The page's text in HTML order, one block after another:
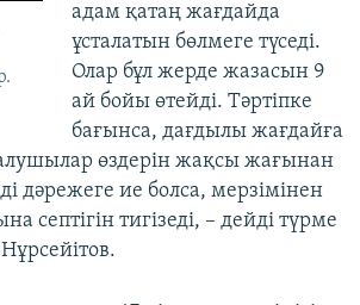
адам қатаң жағдайда
ұсталатын бөлмеге түседі.
Олар бұл жерде жазасын 9
ай бойы өтейді. Тәртіпке
бағынса, дағдылы жағдайға
өздерін жақсы жағынан
дәрежеге ие болса, мерзімінен
септігін тигізеді, – дейді түрме